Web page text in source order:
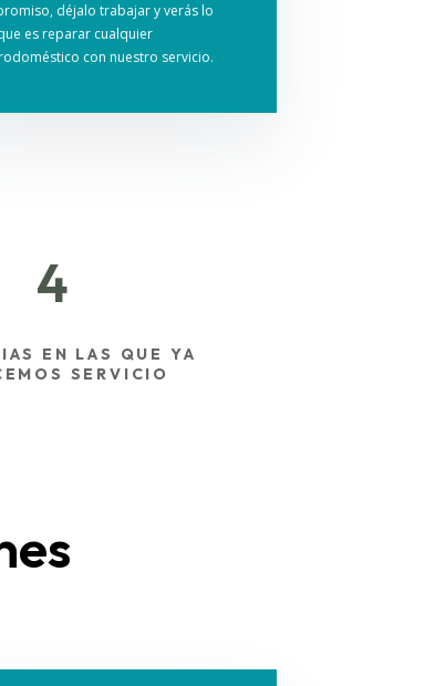
déjalo trabajar y verás lo
es reparar cualquier
con nuestro servicio.
4
EN LAS QUE YA
SERVICIO